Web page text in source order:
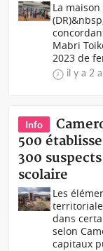
La
Mabri
2023 de
il y a 2
Info
500
300
scolaire
Les
dans
selon
capitaux